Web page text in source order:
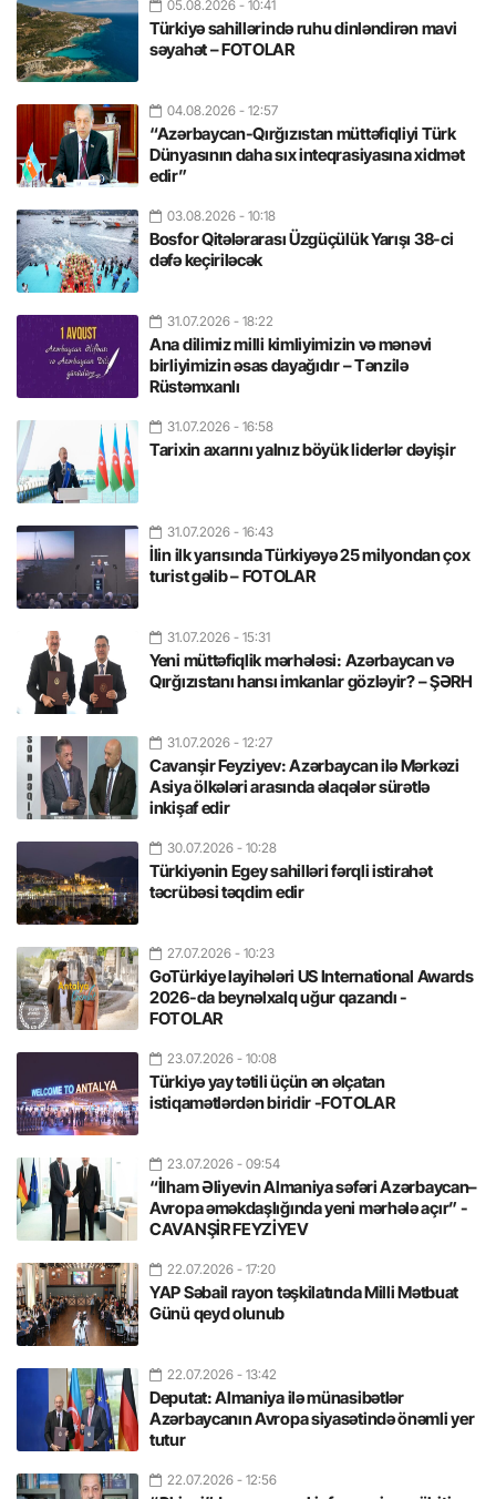
05.08.2026 - 10:41
Türkiyə sahillərində ruhu dinləndirən mavi
səyahət – FOTOLAR
04.08.2026 - 12:57
“Azərbaycan-Qırğızıstan müttəfiqliyi Türk
Dünyasının daha sıx inteqrasiyasına xidmət
edir”
03.08.2026 - 10:18
Bosfor Qitələrarası Üzgüçülük Yarışı 38-ci
dəfə keçiriləcək
31.07.2026 - 18:22
Ana dilimiz milli kimliyimizin və mənəvi
birliyimizin əsas dayağıdır – Tənzilə
Rüstəmxanlı
31.07.2026 - 16:58
Tarixin axarını yalnız böyük liderlər dəyişir
31.07.2026 - 16:43
İlin ilk yarısında Türkiyəyə 25 milyondan çox
turist gəlib – FOTOLAR
31.07.2026 - 15:31
Yeni müttəfiqlik mərhələsi: Azərbaycan və
Qırğızıstanı hansı imkanlar gözləyir? – ŞƏRH
31.07.2026 - 12:27
Cavanşir Feyziyev: Azərbaycan ilə Mərkəzi
Asiya ölkələri arasında əlaqələr sürətlə
inkişaf edir
30.07.2026 - 10:28
Türkiyənin Egey sahilləri fərqli istirahət
təcrübəsi təqdim edir
27.07.2026 - 10:23
GoTürkiye layihələri US International Awards
2026-da beynəlxalq uğur qazandı -
FOTOLAR
23.07.2026 - 10:08
Türkiyə yay tətili üçün ən əlçatan
istiqamətlərdən biridir -FOTOLAR
23.07.2026 - 09:54
“İlham Əliyevin Almaniya səfəri Azərbaycan–
Avropa əməkdaşlığında yeni mərhələ açır” -
CAVANŞİR FEYZİYEV
22.07.2026 - 17:20
YAP Səbail rayon təşkilatında Milli Mətbuat
Günü qeyd olunub
22.07.2026 - 13:42
Deputat: Almaniya ilə münasibətlər
Azərbaycanın Avropa siyasətində önəmli yer
tutur
22.07.2026 - 12:56